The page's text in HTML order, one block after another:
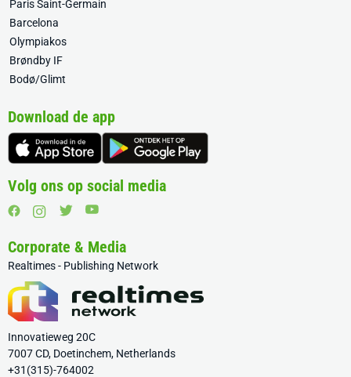
Paris Saint-Germain
Barcelona
Olympiakos
Brøndby IF
Bodø/Glimt
Download de app
Volg ons op social media
Corporate & Media
Realtimes - Publishing Network
Innovatieweg 20C
7007 CD, Doetinchem, Netherlands
+31(315)-764002